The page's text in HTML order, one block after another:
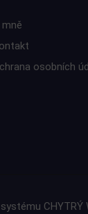
mně
osobních
CHYTRÝ